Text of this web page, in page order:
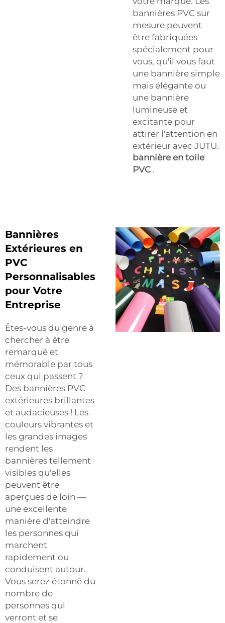
bannières PVC sur
mesure peuvent
être fabriquées
spécialement pour
vous, qu'il vous faut
une bannière simple
mais élégante ou
une bannière
lumineuse et
excitante pour
attirer l'attention en
extérieur avec JUTU.
bannière en toile
PVC .
Bannières
Extérieures en
PVC
Personnalisables
pour Votre
Entreprise
Êtes-vous du genre à
chercher à être
remarqué et
mémorable par tous
ceux qui passent ?
Des bannières PVC
extérieures brillantes
et audacieuses ! Les
couleurs vibrantes et
les grandes images
rendent les
bannières tellement
visibles qu'elles
peuvent être
aperçues de loin —
une excellente
manière d'atteindre
les personnes qui
marchent
rapidement ou
conduisent autour.
Vous serez étonné du
nombre de
personnes qui
verront et se